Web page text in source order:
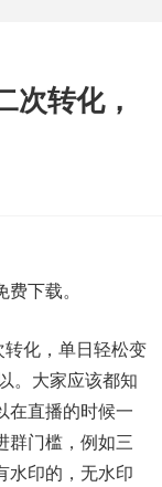
转化，
下载。
化，单日轻松变
。大家应该都知
在直播的时候一
群门槛，例如三
水印的，无水印